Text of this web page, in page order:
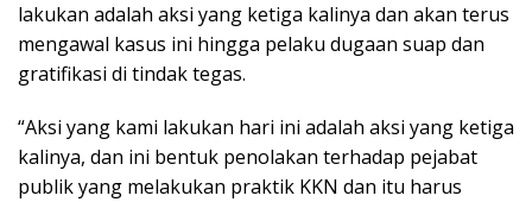
lakukan adalah aksi yang ketiga kalinya dan akan terus
mengawal kasus ini hingga pelaku dugaan suap dan
gratifikasi di tindak tegas.
“Aksi yang kami lakukan hari ini adalah aksi yang ketiga
kalinya, dan ini bentuk penolakan terhadap pejabat
publik yang melakukan praktik KKN dan itu harus